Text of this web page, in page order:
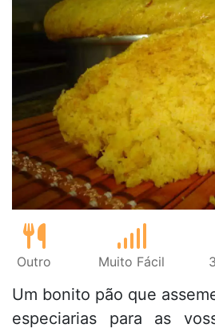
Outro Muito Fácil
Um bonito pão que
especiarias para as